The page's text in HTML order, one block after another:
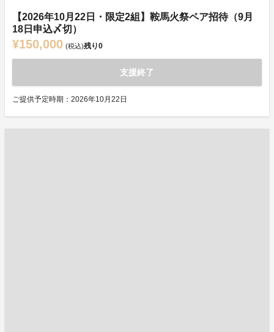
【2026年10月22日・限定2組】鞍馬火祭ペア招待（9月
18日申込〆切）
¥150,000 (税込)残り0
支援終了
ご提供予定時期：2026年10月22日